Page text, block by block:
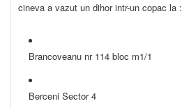
cineva a vazut un dihor intr-un copac la :
Brancoveanu nr 114 bloc m1/1
Berceni Sector 4